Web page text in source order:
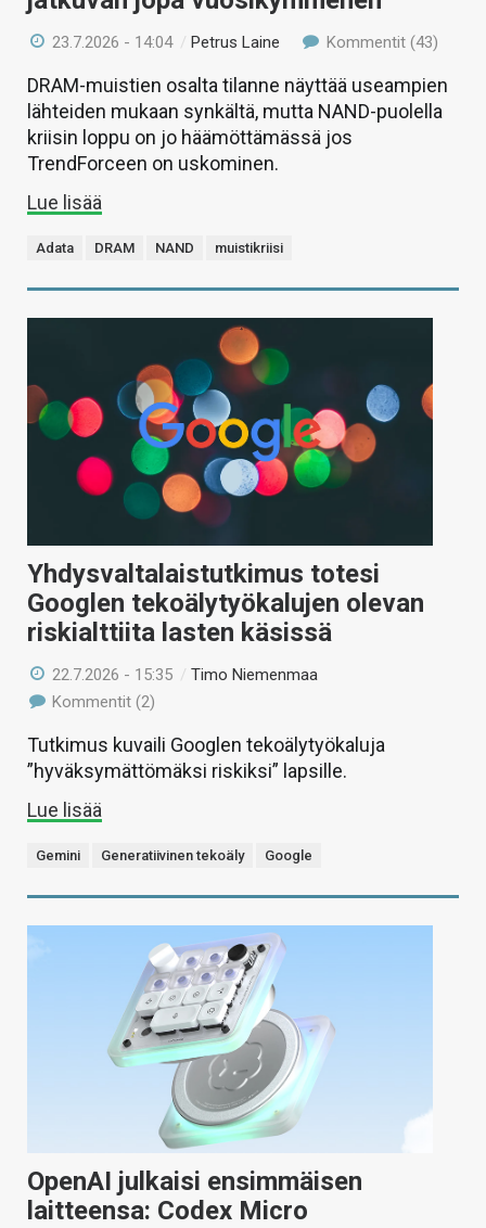
23.7.2026 - 14:04 /Petrus Laine Kommentit (43)
DRAM-muistien osalta tilanne näyttää useampien
lähteiden mukaan synkältä, mutta NAND-puolella
kriisin loppu on jo häämöttämässä jos
TrendForceen on uskominen.
Lue lisää
Adata DRAM NAND muistikriisi
Yhdysvaltalaistutkimus totesi
Googlen tekoälytyökalujen olevan
riskialttiita lasten käsissä
22.7.2026 - 15:35 /Timo Niemenmaa
Kommentit (2)
Tutkimus kuvaili Googlen tekoälytyökaluja
”hyväksymättömäksi riskiksi” lapsille.
Lue lisää
Gemini Generatiivinen tekoäly Google
OpenAI julkaisi ensimmäisen
laitteensa: Codex Micro